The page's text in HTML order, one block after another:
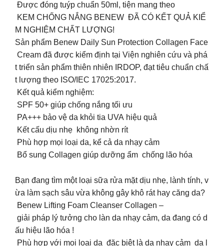
Được đóng tuýp chuẩn 50ml, tiện mang theo
KEM CHỐNG NẮNG BENEW ĐÃ CÓ KẾT QUẢ KIỂ
M NGHIỆM CHẤT LƯỢNG!
Sản phẩm Benew Daily Sun Protection Collagen Face
Cream đã được kiểm định tại Viện nghiên cứu và phá
t triển sản phẩm thiên nhiên IRDOP, đạt tiêu chuẩn chấ
t lượng theo ISO/IEC 17025:2017.
Kết quả kiểm nghiệm:
SPF 50+ giúp chống nắng tối ưu
PA+++ bảo vệ da khỏi tia UVA hiệu quả
Kết cấu dịu nhẹ không nhờn rít
Phù hợp mọi loại da, kể cả da nhạy cảm
Bổ sung Collagen giúp dưỡng ẩm chống lão hóa
Bạn đang tìm một loại sữa rửa mặt dịu nhẹ, lành tính, v
ừa làm sạch sâu vừa không gây khô rát hay căng da?
Benew Lifting Foam Cleanser Collagen –
giải pháp lý tưởng cho làn da nhạy cảm, da đang có d
ấu hiệu lão hóa !
Phù hợp với mọi loại da đặc biệt là da nhạy cảm da l